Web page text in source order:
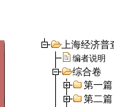
上海经济普
编者说明
综合卷
第一
第二